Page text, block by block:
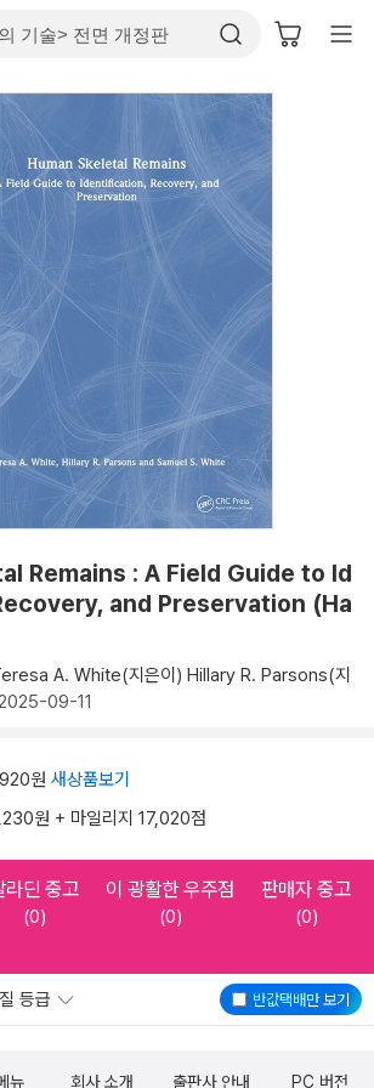
Remains : A Field Guide to Id
and Preservation (Ha
A. White(지은이) Hillary R. Parsons(지
09-11
원 새상품보기
원 + 마일리지 17,020점
라딘 중고
(0)
이 광활한 우주점
(0)
판매자 중고
(0)
반값택배만 보기
등급
뉴 회사 소개 출판사 안내 PC 버전